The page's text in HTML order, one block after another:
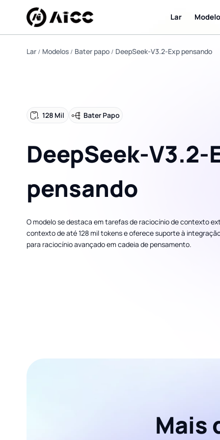
Lar
Lar Modelos Bater papo DeepSeek‑V3.2‑Exp pensando
128 Mil Bater Papo
pensando
O modelo se destaca em tarefas de raciocínio de contexto
contexto de até 128 mil tokens e oferece suporte à
para raciocínio avançado em cadeia de pensamento.
Mais